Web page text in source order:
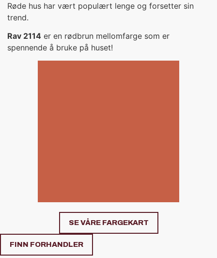
Røde hus har vært populært lenge og forsetter sin
trend.
Rav 2114 er en rødbrun mellomfarge som er
spennende å bruke på huset!
SE VÅRE FARGEKART
FINN FORHANDLER